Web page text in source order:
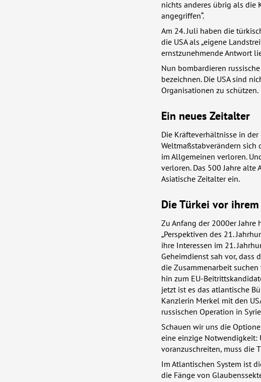
nichts anderes übrig als die
angegriffen“.
Am 24. Juli haben die
die USAals „eigene
ernstzunehmende Antwort
Nun bombardieren
bezeichnen. Die USAsind
Organisationen zu schützen.
Ein neues Zeitalter
Die Kräfteverhältnisse in
Weltmaßstabverändern sich
im Allgemeinen verloren.
verloren. Das 500 Jahre alte
Asiatische Zeitalter ein.
Die Türkei vor
Zu Anfang der 2000er Jahre
„Perspektiven des 21.
ihre Interessen im 21.
Geheimdienst sah vor, dass
die Zusammenarbeit
hin zum EU-
jetzt ist es das atlantische
Kanzlerin Merkel mit den
russischen Operation in
Schauen wir uns die
eine einzige Notwendigkeit:
voranzuschreiten, muss die
Im Atlantischen System ist
die Fänge von